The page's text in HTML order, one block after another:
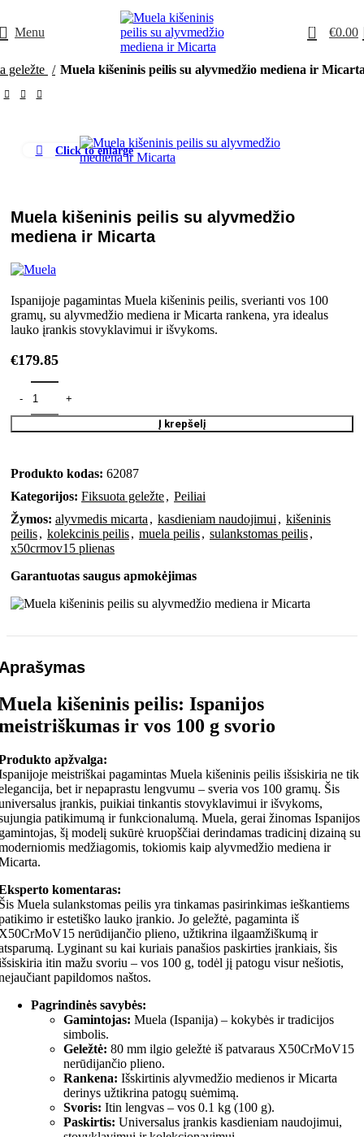
Menu 0 €0.00
geležte Muela kišeninis peilis su alyvmedžio mediena ir
Click to enlarge
Muela kišeninis peilis su alyvmedžio
mediena ir Micarta
Ispanijoje pagamintas Muela kišeninis peilis, sverianti vos 100
gramų, su alyvmedžio mediena ir Micarta rankena, yra idealus
lauko įrankis stovyklavimui ir išvykoms.
€179.85
Į krepšelį
Produkto kodas: 62087
Kategorijos: Fiksuota geležte, Peiliai
Žymos: alyvmedis micarta , kasdieniam naudojimui , kišeninis
peilis, kolekcinis peilis, muela peilis, sulankstomas peilis,
x50crmov15 plienas
Garantuotas saugus apmokėjimas
kišeninis peilis: Ispanijos
ir vos 100 g svorio
apžvalga:
meistriškai pagamintas Muela kišeninis peilis išsiskiria ne tik
bet ir nepaprastu lengvumu – sveria vos 100 gramų. Šis
įrankis, puikiai tinkantis stovyklavimui ir išvykoms,
patikimumą ir funkcionalumą. Muela, gerai žinomas Ispanijos
šį modelį sukūrė kruopščiai derindamas tradicinį dizainą su
medžiagomis, tokiomis kaip alyvmedžio mediena ir
komentaras:
Muela sulankstomas peilis yra tinkamas pasirinkimas ieškantiems
ir estetiško lauko įrankio. Jo geležtė, pagaminta iš
nerūdijančio plieno, užtikrina ilgaamžiškumą ir
Lyginant su kai kuriais panašios paskirties įrankiais, šis
itin mažu svoriu – vos 100 g, todėl jį patogu visur nešiotis,
papildomos naštos.
Pagrindinės savybės:
Gamintojas: Muela (Ispanija) – kokybės ir tradicijos
simbolis.
Geležtė: 80 mm ilgio geležtė iš patvaraus X50CrMoV15
nerūdijančio plieno.
Rankena: Išskirtinis alyvmedžio medienos ir Micarta
derinys užtikrina patogų suėmimą.
Svoris: Itin lengvas – vos 0.1 kg (100 g).
Paskirtis: Universalus įrankis kasdieniam naudojimui,